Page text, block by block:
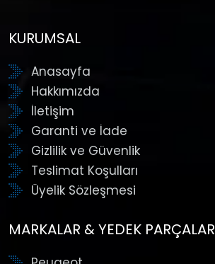
KURUMSAL
Anasayfa
Hakkımızda
İletişim
Garanti ve İade
Gizlilik ve Güvenlik
Teslimat Koşulları
Üyelik Sözleşmesi
MARKALAR & YEDEK PARÇALAR